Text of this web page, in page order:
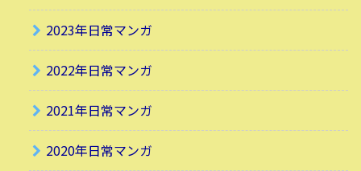
2023年日常マンガ
2022年日常マンガ
2021年日常マンガ
2020年日常マンガ